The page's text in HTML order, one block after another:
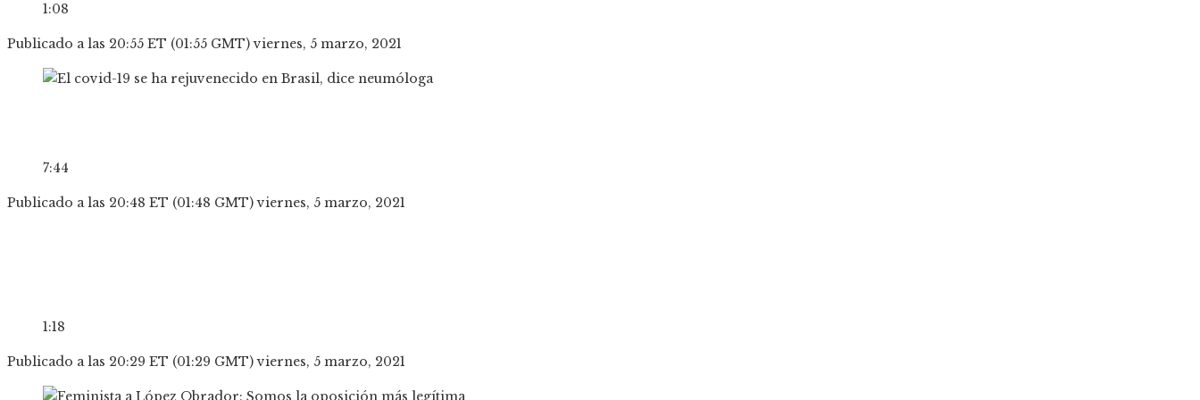
1:08
Publicado a las 20:55 ET (01:55 GMT) viernes, 5 marzo, 2021
7:44
Publicado a las 20:48 ET (01:48 GMT) viernes, 5 marzo, 2021
1:18
Publicado a las 20:29 ET (01:29 GMT) viernes, 5 marzo, 2021